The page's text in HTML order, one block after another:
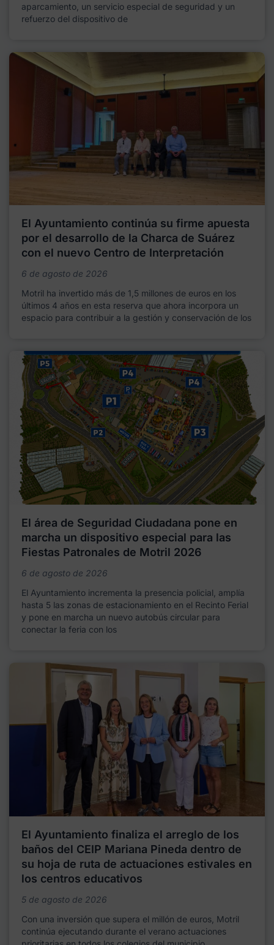
aparcamiento, un servicio especial de seguridad y un
refuerzo del dispositivo de
El Ayuntamiento continúa su firme apuesta
por el desarrollo de la Charca de Suárez
con el nuevo Centro de Interpretación
6 de agosto de 2026
Motril ha invertido más de 1,5 millones de euros en los
últimos 4 años en esta reserva que ahora incorpora un
espacio para contribuir a la gestión y conservación de los
El área de Seguridad Ciudadana pone en
marcha un dispositivo especial para las
Fiestas Patronales de Motril 2026
6 de agosto de 2026
El Ayuntamiento incrementa la presencia policial, amplía
hasta 5 las zonas de estacionamiento en el Recinto Ferial
y pone en marcha un nuevo autobús circular para
conectar la feria con los
El Ayuntamiento finaliza el arreglo de los
baños del CEIP Mariana Pineda dentro de
su hoja de ruta de actuaciones estivales en
los centros educativos
5 de agosto de 2026
Con una inversión que supera el millón de euros, Motril
continúa ejecutando durante el verano actuaciones